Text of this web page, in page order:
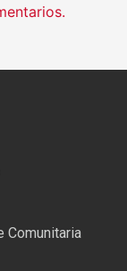
Comunitaria